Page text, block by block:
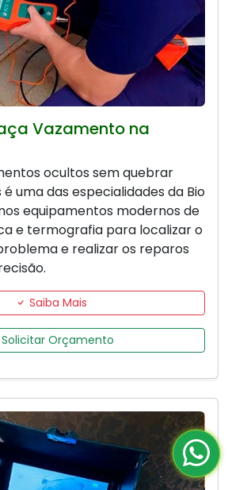
Vazamento na
ocultos sem quebrar
uma das especialidades da Bio
equipamentos modernos de
e termografia para localizar o
e realizar os reparos
Saiba Mais
Solicitar Orçamento